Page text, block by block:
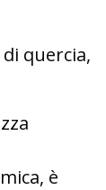
quercia,
è